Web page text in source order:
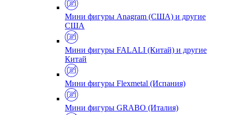
Мини фигуры Anagram (США) и другие
США
Мини фигуры FALALI (Китай) и другие
Китай
Мини фигуры Flexmetal (Испания)
Мини фигуры GRABO (Италия)